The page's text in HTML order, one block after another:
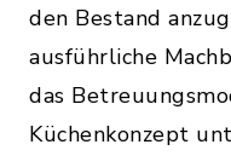
den Bestand
ausführliche
das
Küchenkonzept